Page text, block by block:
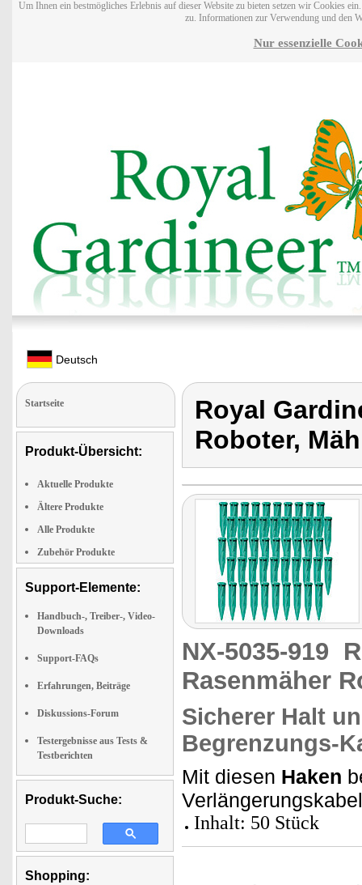
Um Ihnen ein bestmögliches Erlebnis auf dieser Website zu bieten setzen wir Cookies
zu. Informationen zur Verwendung und den
Nur essenzielle
Deutsch
Startseite
Produkt-Übersicht:
Aktuelle Produkte
Ältere Produkte
Alle Produkte
Zubehör Produkte
Support-Elemente:
Handbuch-, Treiber-, Video-
Downloads
Support-FAQs
Erfahrungen, Beiträge
Diskussions-Forum
Testergebnisse aus Tests &
Testberichten
Produkt-Suche:
Shopping:
Royal
Roboter,
NX-5035-919
Rasenmäher
Sicherer Halt
Begrenzungs-
Mit diesen Haken
Inhalt: 50 Stück